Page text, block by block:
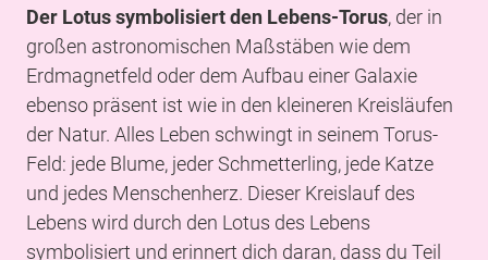
Der Lotus symbolisiert den Lebens-Torus, der in
großen astronomischen Maßstäben wie dem
Erdmagnetfeld oder dem Aufbau einer Galaxie
ebenso präsent ist wie in den kleineren Kreisläufen
der Natur. Alles Leben schwingt in seinem Torus-
Feld: jede Blume, jeder Schmetterling, jede Katze
und jedes Menschenherz. Dieser Kreislauf des
Lebens wird durch den Lotus des Lebens
symbolisiert und erinnert dich daran, dass du Teil